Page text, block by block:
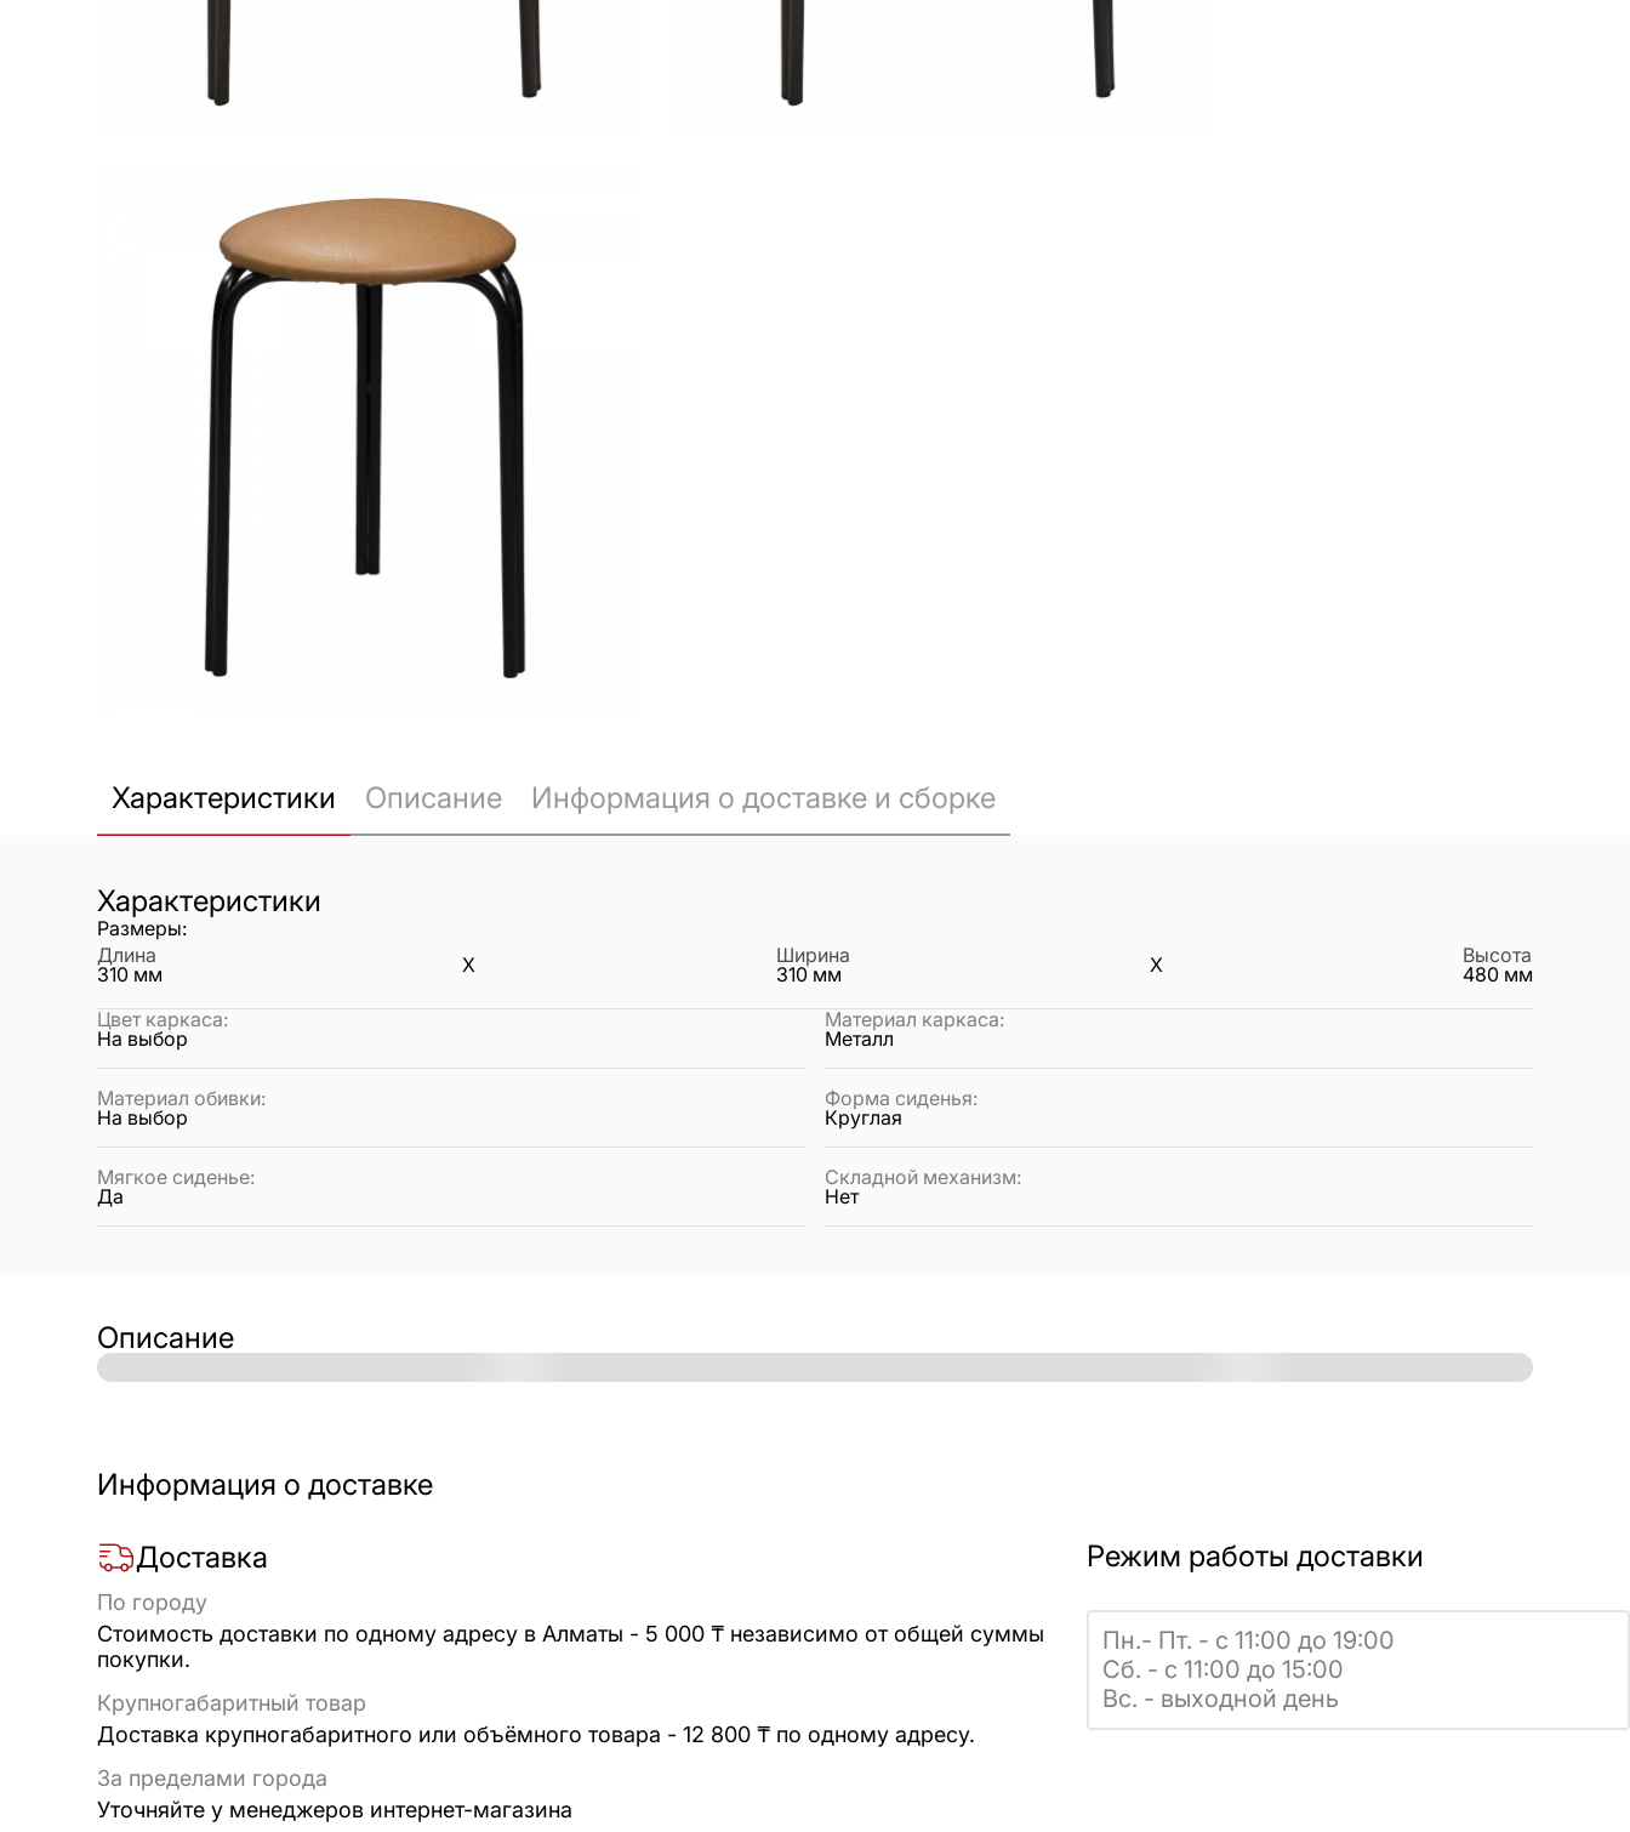
Характеристики Описание Информация о доставке и сборке
Характеристики
Размеры:
Длина
310 мм X
Ширина
310 мм X
Высота
480 мм
Цвет каркаса:
На выбор
Материал каркаса:
Металл
Материал обивки:
На выбор
Форма сиденья:
Круглая
Мягкое сиденье:
Да
Складной механизм:
Нет
Описание
Информация о доставке
Доставка
По городу
Стоимость доставки по одному адресу в Алматы - 5 000 ₸ независимо от общей суммы
покупки.
Крупногабаритный товар
Доставка крупногабаритного или объёмного товара - 12 800 ₸ по одному адресу.
За пределами города
Уточняйте у менеджеров интернет-магазина
Режим работы доставки
Пн.- Пт. - с 11:00 до 19:00
Сб. - с 11:00 до 15:00
Вс. - выходной день